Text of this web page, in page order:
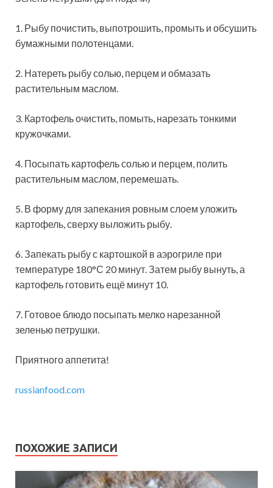
1. Рыбу почистить, выпотрошить, промыть и обсушить
бумажными полотенцами.
2. Натереть рыбу солью, перцем и обмазать
растительным маслом.
3. Картофель очистить, помыть, нарезать тонкими
кружочками.
4. Посыпать картофель солью и перцем, полить
растительным маслом, перемешать.
5. В форму для запекания ровным слоем уложить
картофель, сверху выложить рыбу.
6. Запекать рыбу с картошкой в аэрогриле при
температуре 180°С 20 минут. Затем рыбу вынуть, а
картофель готовить ещё минут 10.
7. Готовое блюдо посыпать мелко нарезанной
зеленью петрушки.
Приятного аппетита!
russianfood.com
ПОХОЖИЕ ЗАПИСИ